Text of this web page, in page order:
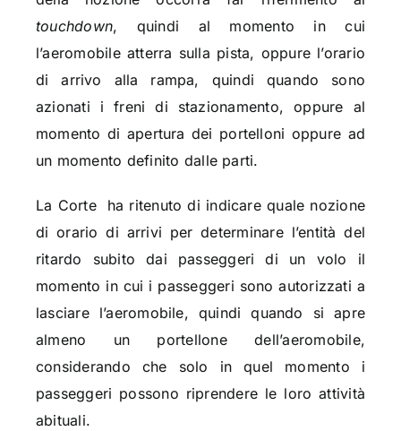
touchdown, quindi al momento in cui
l’aeromobile atterra sulla pista, oppure l’orario
di arrivo alla rampa, quindi quando sono
azionati i freni di stazionamento, oppure al
momento di apertura dei portelloni oppure ad
un momento definito dalle parti.
La Corte ha ritenuto di indicare quale nozione
di orario di arrivi per determinare l’entità del
ritardo subito dai passeggeri di un volo il
momento in cui i passeggeri sono autorizzati a
lasciare l’aeromobile, quindi quando si apre
almeno un portellone dell’aeromobile,
considerando che solo in quel momento i
passeggeri possono riprendere le loro attività
abituali.